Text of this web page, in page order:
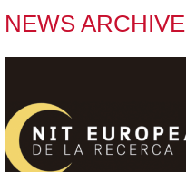
NEWS ARCHIVE